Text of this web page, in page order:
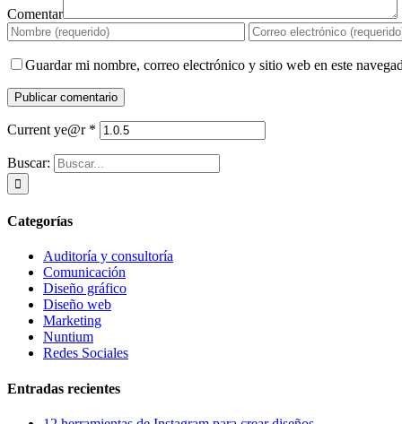
Comentar
Guardar mi nombre, correo electrónico y sitio web en este
Current ye@r *
Buscar:
Categorías
Auditoría y consultoría
Comunicación
Diseño gráfico
Diseño web
Marketing
Nuntium
Redes Sociales
Entradas recientes